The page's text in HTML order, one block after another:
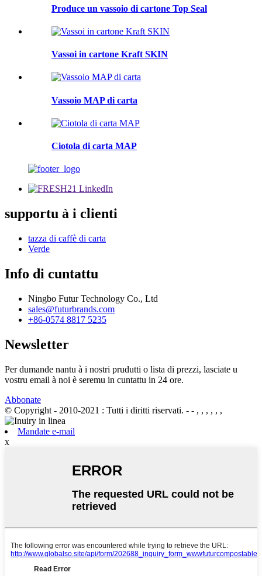
Produce un vassoio di cartone Top Seal
Vassoi in cartone Kraft SKIN
Vassoio MAP di carta
Ciotola di carta MAP
supportu à i clienti
tazza di caffè di carta
Verde
Info di cuntattu
Ningbo Futur Technology Co., Ltd
sales@futurbrands.com
+86-0574 8817 5235
Newsletter
Per dumande nantu à i nostri prudutti o lista di prezzi, lasciate u
vostru email à noi è seremu in cuntattu in 24 ore.
Abbonate
© Copyright - 2010-2021 : Tutti i diritti riservati. - - , , , , , ,
Mandate e-mail
x